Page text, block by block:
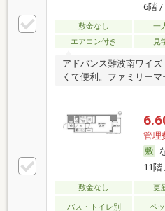
6階 /
敷金なし 一
エアコン付き
見
アドバンス難波南ワイ
くて便利。ファミリー
管理
11階
敷金なし 更
バス・トイレ別 ペ